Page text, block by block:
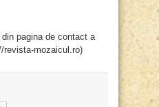
pagina de contact a
revista-mozaicul.ro)